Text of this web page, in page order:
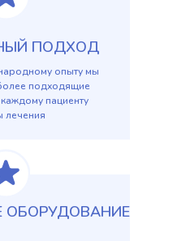
ОБОРУДОВАНИЕ
ПОДХОД
опыту мы
подходящие
пациенту
лечения